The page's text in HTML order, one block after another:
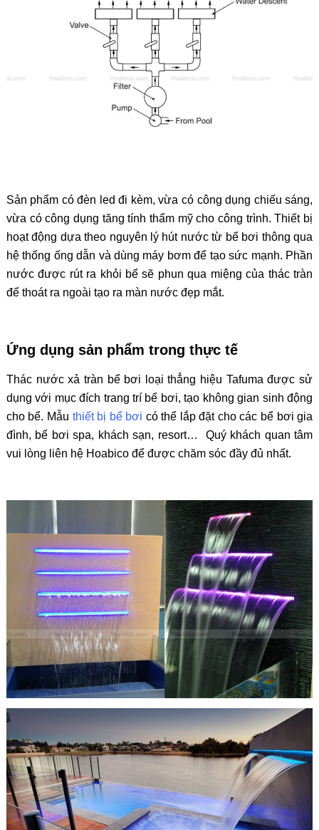
Sản phẩm có đèn led đi kèm, vừa có công dụng chiếu sáng,
vừa có công dụng tăng tính thẩm mỹ cho công trình. Thiết bị
hoạt động dựa theo nguyên lý hút nước từ bể bơi thông qua
hệ thống ống dẫn và dùng máy bơm để tạo sức mạnh. Phần
nước được rút ra khỏi bể sẽ phun qua miệng của thác tràn
để thoát ra ngoài tạo ra màn nước đẹp mắt.
Ứng dụng sản phẩm trong thực tế
Thác nước xả tràn bể bơi loại thẳng hiệu Tafuma được sử
dụng với mục đích trang trí bể bơi, tạo không gian sinh động
cho bể. Mẫu thiết bị bể bơi có thể lắp đặt cho các bể bơi gia
đình, bể bơi spa, khách sạn, resort… Quý khách quan tâm
vui lòng liên hệ Hoabico để được chăm sóc đầy đủ nhất.